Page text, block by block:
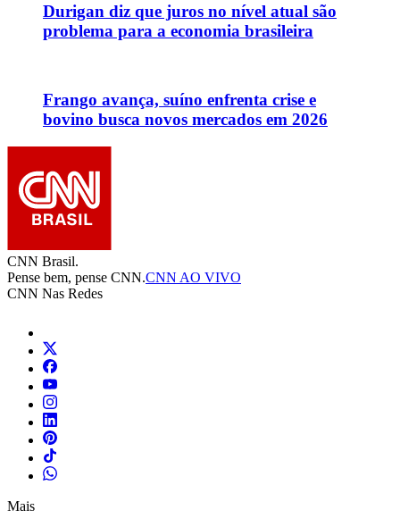
Durigan diz que juros no nível atual são
problema para a economia brasileira
Frango avança, suíno enfrenta crise e
bovino busca novos mercados em 2026
CNN Brasil.
Pense bem, pense CNN.CNN AO VIVO
CNN Nas Redes
Mais